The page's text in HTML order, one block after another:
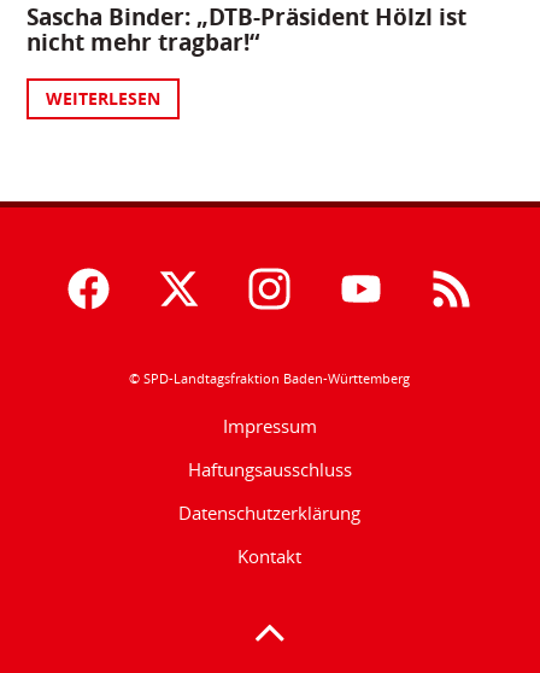
Sascha Binder: „DTB-Präsident Hölzl ist
nicht mehr tragbar!“
WEITERLESEN
© SPD-Landtagsfraktion Baden-Württemberg
Impressum
Haftungsausschluss
Datenschutzerklärung
Kontakt